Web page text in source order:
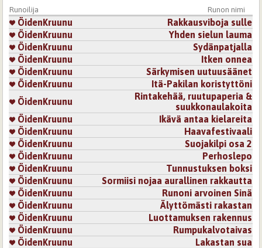
Runoilija Runon nimi
ÖidenKruunu
Rakkausviboja sulle
ÖidenKruunu
Yhden sielun lauma
ÖidenKruunu
Sydänpatjalla
ÖidenKruunu
Itken onnea
ÖidenKruunu
Särkymisen uutuusäänet
ÖidenKruunu
Itä-Pakilan koristyttöni
ÖidenKruunu
Rintakehää, ruutupaperia &
suukkonaulakoita
ÖidenKruunu
Ikävä antaa kielareita
ÖidenKruunu
Haavafestivaali
ÖidenKruunu
Suojakilpi osa 2
ÖidenKruunu
Perhoslepo
ÖidenKruunu
Tunnustuksen boksi
ÖidenKruunu
Sormiisi nojaa aurallinen rakkautta
ÖidenKruunu
Runoni arvoinen Sinä
ÖidenKruunu
Älyttömästi rakastan
ÖidenKruunu
Luottamuksen rakennus
ÖidenKruunu
Rumpukalvotaivas
ÖidenKruunu
Lakastan sua